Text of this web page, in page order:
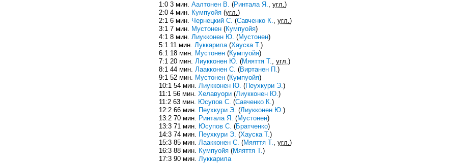
1:0 3 мин. Аалтонен В. (Ринтала Я., угл.)
2:0 4 мин. Кумпуойя (угл.)
2:1 6 мин. Чернецкий С. (Савченко К., угл.)
3:1 7 мин. Мустонен (Кумпуойя)
4:1 8 мин. Лиукконен Ю. (Мустонен)
5:1 11 мин. Луккарила(Хауска Т.)
6:1 18 мин. Мустонен (Кумпуойя)
7:1 20 мин. Лиукконен Ю. (Мяяття Т., угл.)
8:1 44 мин. Лаакконен С. (Виртанен П.)
9:1 52 мин. Мустонен (Кумпуойя)
10:1 54 мин. Лиукконен Ю. (Пеухкури Э.)
11:1 56 мин. Хелавуори (Лиукконен Ю.)
11:2 63 мин. Юсупов С. (Савченко К.)
12:2 66 мин. Пеухкури Э. (Лиукконен Ю.)
13:2 70 мин. Ринтала Я. (Мустонен)
13:3 71 мин. Юсупов С. (Братченко)
14:3 74 мин. Пеухкури Э. (Хауска Т.)
15:3 85 мин. Лаакконен С. (Мяяття Т., угл.)
16:3 88 мин. Кумпуойя (Мяяття Т.)
17:3 90 мин. Луккарила